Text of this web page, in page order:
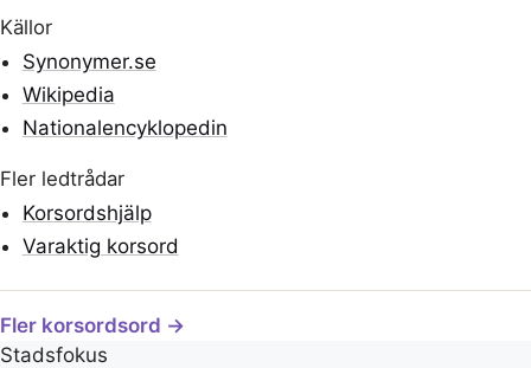
Källor
Synonymer.se
Wikipedia
Nationalencyklopedin
Fler ledtrådar
Korsordshjälp
Varaktig korsord
Fler korsordsord →
Stadsfokus